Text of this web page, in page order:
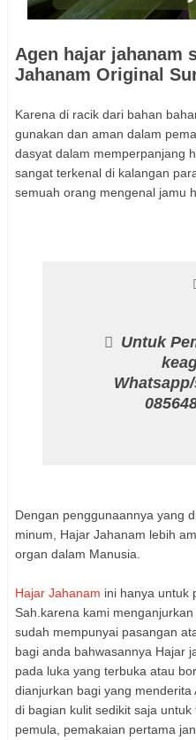
Agen hajar jahanam
Jahanam Original
Karena di racik dari bahan
gunakan dan aman dalam
dasyat dalam memperpanjang
sangat terkenal di kalangan
semuah orang mengenal jamu
Untuk
Dengan penggunaannya yang
minum, Hajar Jahanam lebih
organ dalam Manusia.
Hajar Jahanam ini hanya untuk
Sah.karena kami
sudah mempunyai pasangan
bagi anda bahwasannya Hajar
pada luka yang terbuka atau
dianjurkan bagi yang
di bagian kulit sedikit saja
pemula, pemakaian pertama